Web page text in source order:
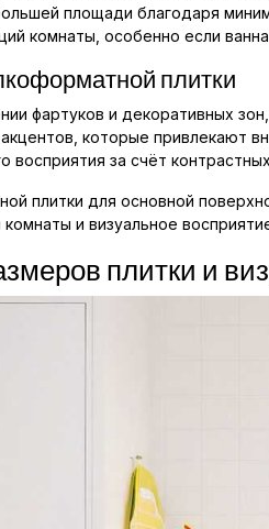
площади благодаря
комнаты, особенно если
плитки
фартуков и декоративных
которые привлекают
восприятия за счёт
плитки для основной
и визуальное
плитки и